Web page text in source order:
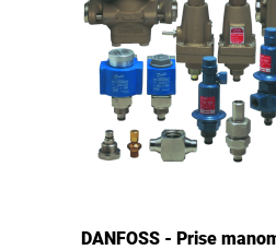
DANFOSS - Prise